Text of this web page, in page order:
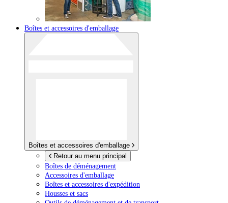
Boîtes et accessoires d'emballage
Boîtes et accessoires d'emballage
Retour au menu principal
Boîtes de déménagement
Accessoires d'emballage
Boîtes et accessoires d'expédition
Housses et sacs